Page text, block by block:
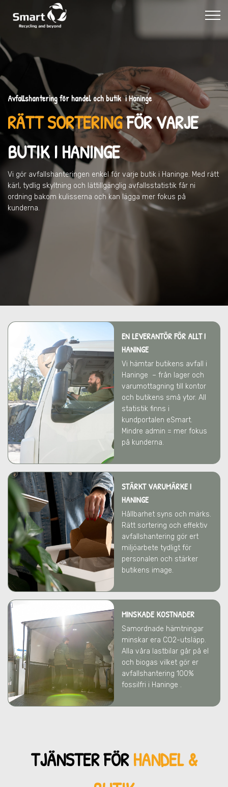
Avfallshantering för handel och butik i Haninge
RÄTT SORTERINGFÖR VARJE
BUTIK I HANINGE
Vi gör avfallshanteringen enkel för varje butik i Haninge. Med rätt
kärl, tydlig skyltning och lättillgänglig avfallsstatistik får ni
ordning bakom kulisserna och kan lägga mer fokus på
kunderna.
EN LEVERANTÖR FÖR ALLTI
HANINGE
Vi hämtar butikens avfall i
Haninge – från lager och
varumottagning till kontor
och butikens små ytor. All
statistik finns i
kundportalen eSmart.
Mindre admin = mer fokus
på kunderna.
STÄRKT VARUMÄRKEI
HANINGE
Hållbarhet syns och märks.
Rätt sortering och effektiv
avfallshantering gör ert
miljöarbete tydligt för
personalen och stärker
butikens image.
MINSKADE KOSTNADER
Samordnade hämtningar
minskar era CO2-utsläpp.
Alla våra lastbilar går på el
och biogas vilket gör er
avfallshantering 100%
fossilfri i Haninge .
TJÄNSTER FÖRHANDEL &